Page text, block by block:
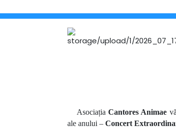
AsociațiaCantores Animae
ale anului –Concert